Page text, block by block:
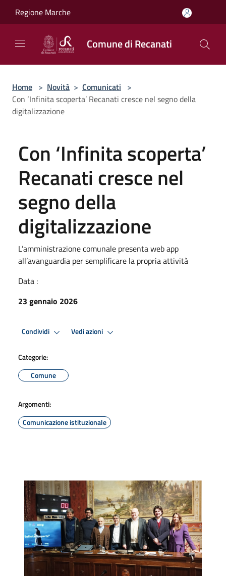
Regione Marche
Comune di Recanati
Home > Novità > Comunicati >
Con ‘Infinita scoperta’ Recanati cresce nel segno della
digitalizzazione
Con ‘Infinita scoperta’
Recanati cresce nel
segno della
digitalizzazione
L’amministrazione comunale presenta web app
all’avanguardia per semplificare la propria attività
Data :
23 gennaio 2026
Condividi Vedi azioni
Categorie:
Comune
Argomenti:
Comunicazione istituzionale